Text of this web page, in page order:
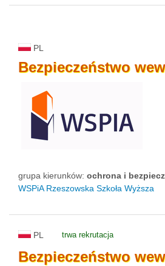
PL
Bezpieczeństwo
grupa kierunków: ochrona i
WSPiA Rzeszowska Szkoła Wyższa
PL trwa rekrutacja
Bezpieczeństwo